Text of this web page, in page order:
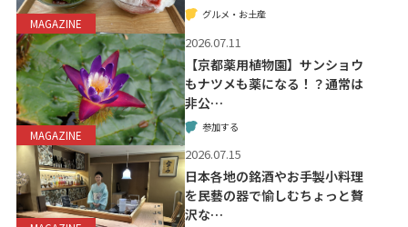
MAGAZINE
グルメ・お土産
MAGAZINE
2026.07.11
【京都薬用植物園】サンショウ
もナツメも薬になる！？通常は
非公…
参加する
2026.07.15
日本各地の銘酒やお手製小料理
を民藝の器で愉しむちょっと贅
沢な…